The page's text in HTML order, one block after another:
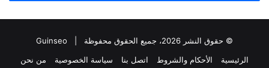
© حقوق النشر 2026، جميع الحقوق محفوظة |
Guinseo
الرئيسية
الأحكام والشروط اتصل بنا سياسة الخصوصية من نحن